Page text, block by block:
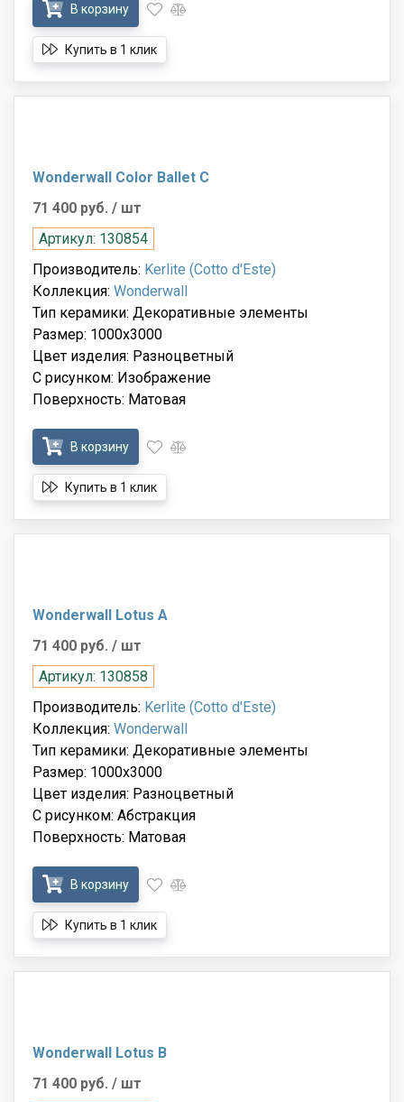
В корзину
Купить в 1 клик
Wonderwall Color Ballet C
71 400 руб. / шт
Артикул: 130854
Производитель: Kerlite (Cotto d'Este)
Коллекция: Wonderwall
Тип керамики: Декоративные элементы
Размер: 1000x3000
Цвет изделия: Разноцветный
С рисунком: Изображение
Поверхность: Матовая
В корзину
Купить в 1 клик
Wonderwall Lotus A
71 400 руб. / шт
Артикул: 130858
Производитель: Kerlite (Cotto d'Este)
Коллекция: Wonderwall
Тип керамики: Декоративные элементы
Размер: 1000x3000
Цвет изделия: Разноцветный
С рисунком: Абстракция
Поверхность: Матовая
В корзину
Купить в 1 клик
Wonderwall Lotus B
71 400 руб. / шт